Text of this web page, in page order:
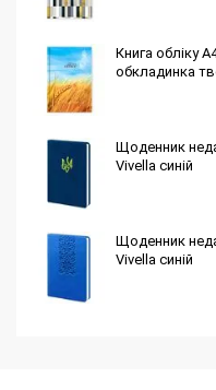
Книга обліку
обкладинка
Щоденник
Vivella синій
Щоденник
Vivella синій